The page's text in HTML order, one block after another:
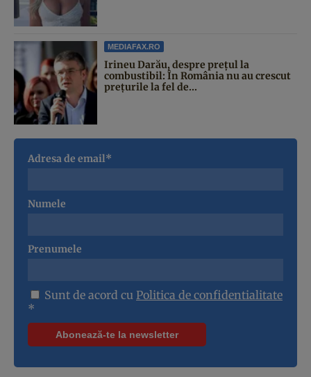
MEDIAFAX.RO
Irineu Darău, despre prețul la
combustibil: În România nu au crescut
prețurile la fel de...
Adresa de email*
Numele
Prenumele
Sunt de acord cu Politica de confidentialitate
*